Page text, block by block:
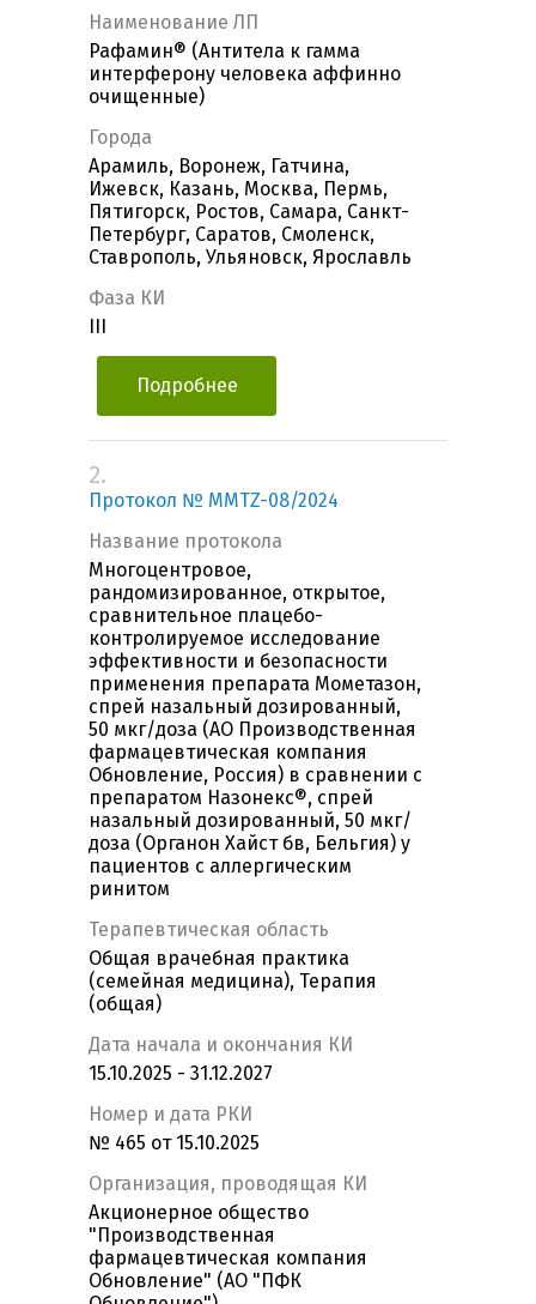
Наименование ЛП
Рафамин® (Антитела к гамма
интерферону человека аффинно
очищенные)
Города
Арамиль, Воронеж, Гатчина,
Ижевск, Казань, Москва, Пермь,
Пятигорск, Ростов, Самара, Санкт-
Петербург, Саратов, Смоленск,
Ставрополь, Ульяновск, Ярославль
Фаза КИ
Подробнее
2.
Протокол № MMTZ-08/2024
Название протокола
Многоцентровое,
рандомизированное, открытое,
сравнительное плацебо-
контролируемое исследование
эффективности и безопасности
применения препарата Мометазон,
спрей назальный дозированный,
50 мкг/доза (АО Производственная
фармацевтическая компания
Обновление, Россия) в сравнении с
препаратом Назонекс®, спрей
назальный дозированный, 50 мкг/
доза (Органон Хайст бв, Бельгия) у
пациентов с аллергическим
ринитом
Терапевтическая область
Общая врачебная практика
(семейная медицина), Терапия
(общая)
Дата начала и окончания КИ
15.10.2025 - 31.12.2027
Номер и дата РКИ
№ 465 от 15.10.2025
Организация, проводящая КИ
Акционерное общество
"Производственная
фармацевтическая компания
Обновление" (АО "ПФК